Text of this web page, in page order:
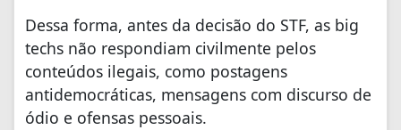
Dessa forma, antes da decisão do STF, as big
techs não respondiam civilmente pelos
conteúdos ilegais, como postagens
antidemocráticas, mensagens com discurso de
ódio e ofensas pessoais.